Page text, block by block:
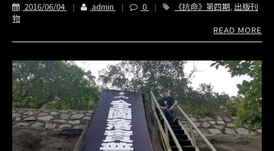
2016/06/04 admin 0 《抗命》第四期, 出版刊
物
READ MORE